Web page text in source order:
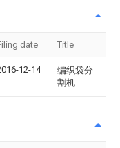
date Title
12-14
编织袋分
割机